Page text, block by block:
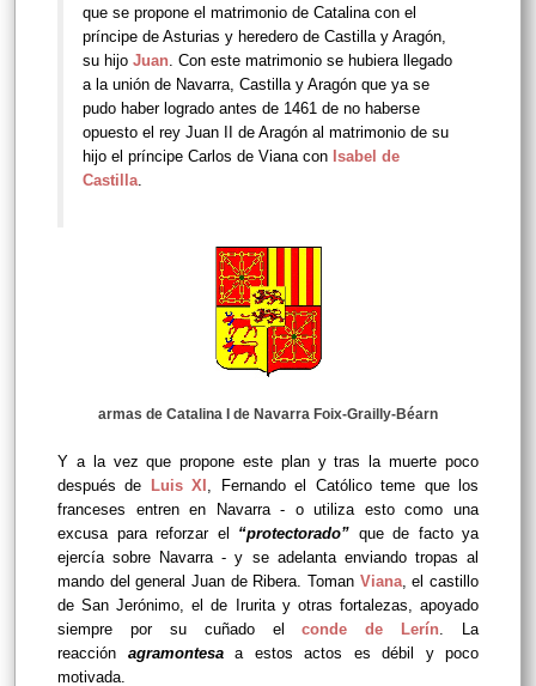
que se propone el matrimonio de Catalina con el
príncipe de Asturias y heredero de Castilla y Aragón,
su hijo Juan. Con este matrimonio se hubiera llegado
a la unión de Navarra, Castilla y Aragón que ya se
pudo haber logrado antes de 1461 de no haberse
opuesto el rey Juan II de Aragón al matrimonio de su
hijo el príncipe Carlos de Viana con Isabel de
Castilla.
armas de Catalina I de Navarra Foix-Grailly-Béarn
Y a la vez que propone este plan y tras la muerte poco
después de
Luis XI , Fernando el Católico teme que los
franceses entren en Navarra - o utiliza esto como una
excusa para reforzar el “protectorado” que de facto ya
ejercía sobre Navarra - y se adelanta enviando tropas al
mando del general Juan de Ribera. Toman Viana, el castillo
de San Jerónimo, el de Irurita y otras fortalezas, apoyado
siempre por su cuñado elconde de Lerín. La
reacción agramontesa a estos actos es débil y poco
motivada.